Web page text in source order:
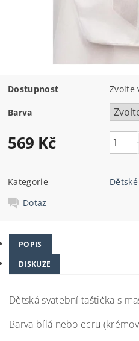
Dostupnost Zvolte
Barva
569 Kč
Kategorie
Dotaz
POPIS
DISKUZE
Dětská svatební taštička s
Barva bílá nebo ecru